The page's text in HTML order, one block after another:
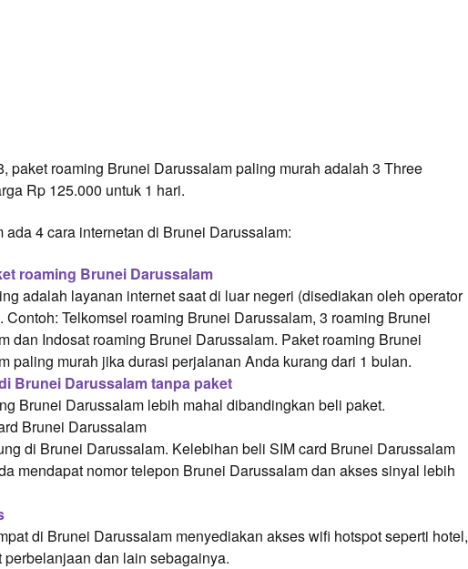
paket roaming Brunei Darussalam paling murah adalah 3 Three
Rp 125.000 untuk 1 hari.
ada 4 cara internetan di Brunei Darussalam:
roaming Brunei Darussalam
adalah layanan internet saat di luar negeri (disediakan oleh operator
Contoh: Telkomsel roaming Brunei Darussalam, 3 roaming Brunei
dan Indosat roaming Brunei Darussalam. Paket roaming Brunei
paling murah jika durasi perjalanan Anda kurang dari 1 bulan.
Brunei Darussalam tanpa paket
Brunei Darussalam lebih mahal dibandingkan beli paket.
Brunei Darussalam
di Brunei Darussalam. Kelebihan beli SIM card Brunei Darussalam
mendapat nomor telepon Brunei Darussalam dan akses sinyal lebih
di Brunei Darussalam menyediakan akses wifi hotspot seperti hotel,
perbelanjaan dan lain sebagainya.